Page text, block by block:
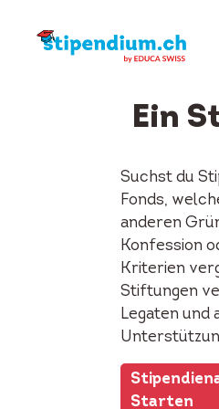
Ein
Suchst du
Fonds,
anderen
Konfession
Kriterien
Stiftungen
Legaten und
Starten